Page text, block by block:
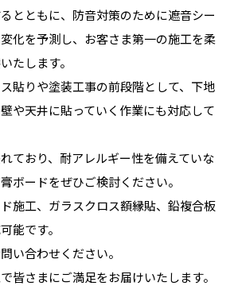
とともに、防音対策のために遮音シー
化を予測し、お客さま第一の施工を柔
たします。
貼りや塗装工事の前段階として、下地
や天井に貼っていく作業にも対応して
ており、耐アレルギー性を備えていな
ボードをぜひご検討ください。
施工、ガラスクロス額縁貼、鉛複合板
能です。
い合わせください。
皆さまにご満足をお届けいたします。